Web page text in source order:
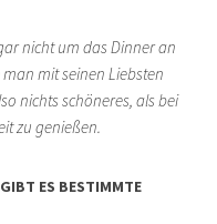
nicht um das Dinner an
mit seinen Liebsten
nichts schöneres, als bei
zu genießen.
ES BESTIMMTE